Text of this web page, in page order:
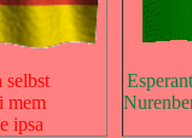
selbst
mem
ipsa